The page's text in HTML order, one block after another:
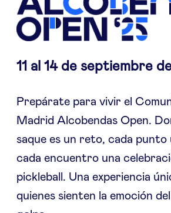
11 al 14 de septiembre
Prepárate para vivir el
Madrid Alcobendas Open.
saque es un reto, cada punto
cada encuentro una
pickleball. Una experiencia
quienes sienten la emoción